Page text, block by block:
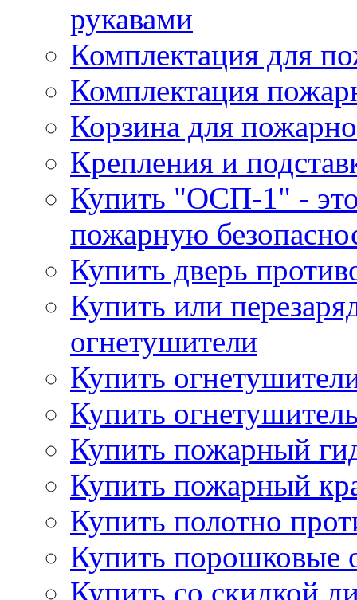
рукавами
Комплектация для
Комплектация
Корзина для
Крепления и
Купить "ОСП-1" - это
пожарную
Купить дверь
Купить или
огнетушители
Купить
Купить
Купить пожарный
Купить пожарный
Купить полотно
Купить порошковые
Купить со скидкой